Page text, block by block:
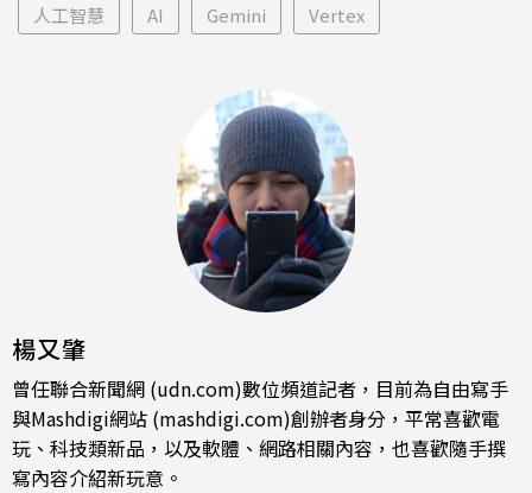
人工智慧 AI Gemini Vertex
楊又肇
曾任聯合新聞網 (udn.com)數位頻道記者，目前為自由寫手
與Mashdigi網站 (mashdigi.com)創辦者身分，平常喜歡電
玩、科技類新品，以及軟體、網路相關內容，也喜歡隨手撰
寫內容介紹新玩意。